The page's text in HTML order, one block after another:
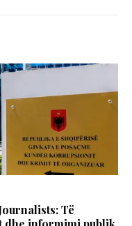
Të